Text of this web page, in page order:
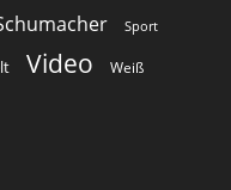
Sport
Video Weiß